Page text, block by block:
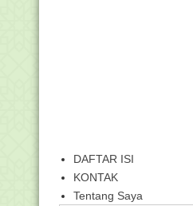
DAFTAR ISI
KONTAK
Tentang Saya